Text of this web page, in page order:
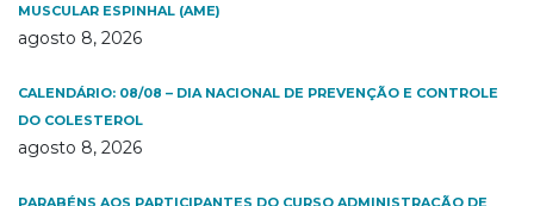
MUSCULAR ESPINHAL (AME)
agosto 8, 2026
CALENDÁRIO: 08/08 – DIA NACIONAL DE PREVENÇÃO E CONTROLE
DO COLESTEROL
agosto 8, 2026
PARABÉNS AOS PARTICIPANTES DO CURSO ADMINISTRAÇÃO DE